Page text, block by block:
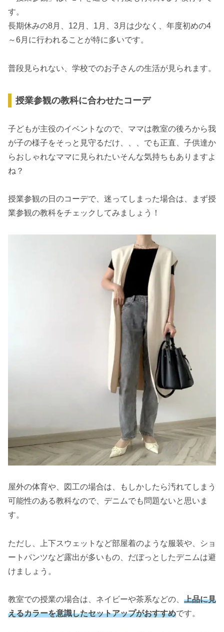
す。
長期休みの8月、12月、1月、3月は少なく、年度初めの4
～6月に行われることが特に多いです。
普段見られない、学校でのお子さんの生活が見られます。
授業参観の教科に合わせたコーデ
子どもが主役のイベントなので、ママは教室の後ろから我
が子の様子をそっと見守るだけ、、、でも正直、子供達か
らおしゃれなママに見られたいそんな気持ちもありますよ
ね？
授業参観の日のコーデで、迷ってしまった場合は、まず授
業参観の教科をチェックしてみましょう！
屋外の体育や、図工の場合は、もしかしたら汚れてしまう
可能性のある教科なので、デニムでも問題ないと思いま
す。
ただし、上下スウェットなど部屋着のような服装や、ショ
ートパンツなど露出が多いもの、だぼっとしたデニムは避
けましょう。
教室での授業の場合は、ネイビーや茶系などの、 上品に見
えるカラーを意識したセットアップがおすすめです。